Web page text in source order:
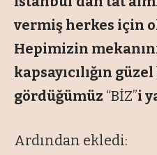
vermiş herkes için
Hepimizin
kapsayıcılığın
gördüğümüz “BİZ”i
Ardından ekledi: